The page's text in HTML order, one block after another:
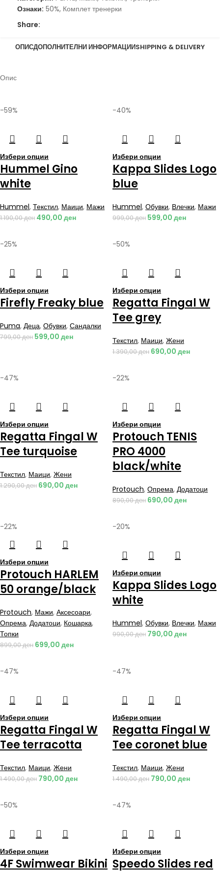
Ознаки: 50%, Комплет тренерки
Share:
ОПИСДОПОЛНИТЕЛНИ ИНФОРМАЦИИSHIPPING & DELIVERY
Опис
-59%
Избери опции
Hummel Gino
white
Hummel, Текстил, Маици, Мажи
1.190,00ден 490,00 ден
-40%
Избери опции
Kappa Slides Logo
blue
Hummel, Обувки, Влечки, Мажи
999,00ден 599,00 ден
-25%
Избери опции
Firefly Freaky blue
Puma, Деца, Обувки, Сандалки
799,00ден 599,00 ден
-50%
Избери опции
Regatta Fingal W
Tee grey
Текстил, Маици, Жени
1.390,00ден 690,00 ден
-47%
Избери опции
Regatta Fingal W
Tee turquoise
Текстил, Маици, Жени
1.290,00ден 690,00 ден
-22%
Избери опции
Protouch TENIS
PRO 4000
black/white
Protouch, Опрема, Додатоци
890,00ден 690,00 ден
-22%
Избери опции
Protouch HARLEM
50 orange/black
Protouch, Мажи, Аксесоари,
Опрема, Додатоци, Кошарка,
Топки
899,00ден 699,00 ден
-20%
Избери опции
Kappa Slides Logo
white
Hummel, Обувки, Влечки, Мажи
990,00ден 790,00 ден
-47%
Избери опции
Regatta Fingal W
Tee terracotta
Текстил, Маици, Жени
1.490,00ден 790,00 ден
-47%
Избери опции
Regatta Fingal W
Tee coronet blue
Текстил, Маици, Жени
1.490,00ден 790,00 ден
-50%
Избери опции
4F Swimwear Bikini
-47%
Избери опции
Speedo Slides red